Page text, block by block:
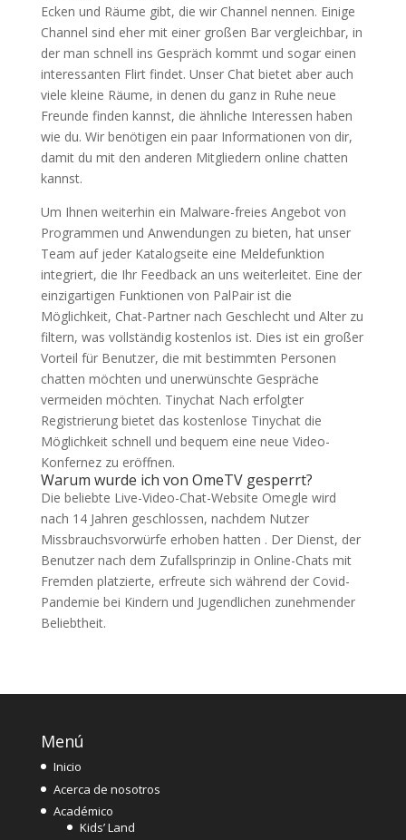
Ecken und Räume gibt, die wir Channel nennen. Einige
Channel sind eher mit einer großen Bar vergleichbar, in
der man schnell ins Gespräch kommt und sogar einen
interessanten Flirt findet. Unser Chat bietet aber auch
viele kleine Räume, in denen du ganz in Ruhe neue
Freunde finden kannst, die ähnliche Interessen haben
wie du. Wir benötigen ein paar Informationen von dir,
damit du mit den anderen Mitgliedern online chatten
kannst.
Um Ihnen weiterhin ein Malware-freies Angebot von
Programmen und Anwendungen zu bieten, hat unser
Team auf jeder Katalogseite eine Meldefunktion
integriert, die Ihr Feedback an uns weiterleitet. Eine der
einzigartigen Funktionen von PalPair ist die
Möglichkeit, Chat-Partner nach Geschlecht und Alter zu
filtern, was vollständig kostenlos ist. Dies ist ein großer
Vorteil für Benutzer, die mit bestimmten Personen
chatten möchten und unerwünschte Gespräche
vermeiden möchten. Tinychat Nach erfolgter
Registrierung bietet das kostenlose Tinychat die
Möglichkeit schnell und bequem eine neue Video-
Konfernez zu eröffnen.
Warum wurde ich von OmeTV gesperrt?
Die beliebte Live-Video-Chat-Website Omegle wird
nach 14 Jahren geschlossen, nachdem Nutzer
Missbrauchsvorwürfe erhoben hatten . Der Dienst, der
Benutzer nach dem Zufallsprinzip in Online-Chats mit
Fremden platzierte, erfreute sich während der Covid-
Pandemie bei Kindern und Jugendlichen zunehmender
Beliebtheit.
Menú
Inicio
Acerca de nosotros
Académico
Kids’ Land